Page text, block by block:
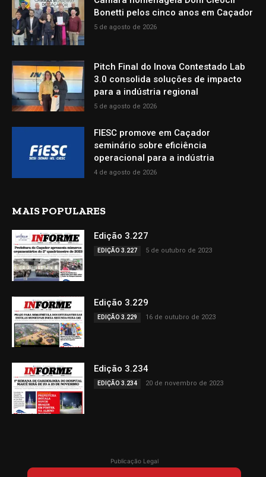
Bonetti pelos cinco anos em Caçador
5 de agosto de 2026
Pitch Final do Inova Contestado Lab
3.0 consolida soluções de impacto
para a indústria regional
5 de agosto de 2026
FIESC promove em Caçador
seminário sobre eficiência
operacional para a indústria
4 de agosto de 2026
MAIS POPULARES
Edição 3.227
EDIÇÃO 3.227 5 de outubro de 2023
Edição 3.229
EDIÇÃO 3.229 16 de outubro de 2023
Edição 3.234
EDIÇÃO 3.234 20 de novembro de 2023
Publicação Legal